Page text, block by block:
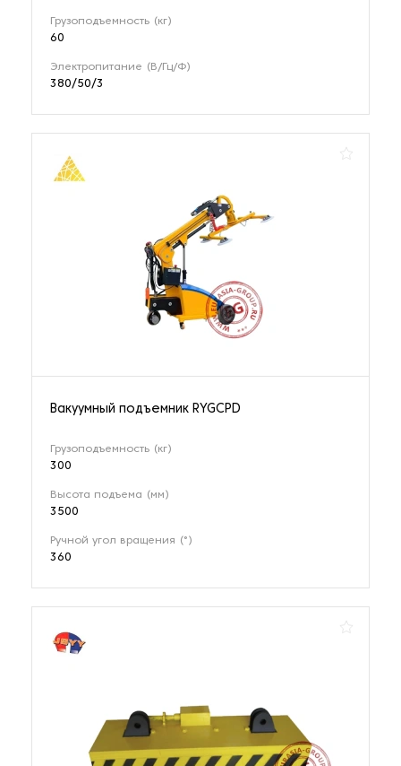
Грузоподъемность (кг)
60
Электропитание (В/Гц/Ф)
380/50/3
Вакуумный подъемник RYGCPD
Грузоподъемность (кг)
300
Высота подъема (мм)
3500
Ручной угол вращения (°)
360